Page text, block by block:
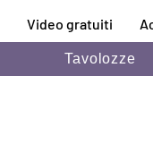
Video gratuiti
Tavolozze